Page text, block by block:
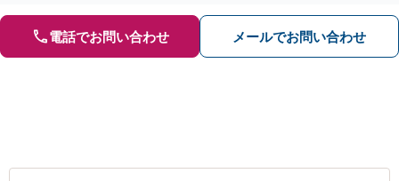
電話でお問い合わせ メールでお問い合わせ